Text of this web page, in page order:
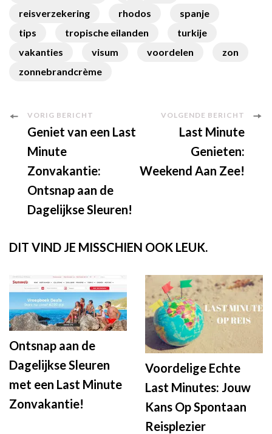
reisverzekering
rhodos
spanje
tips
tropische eilanden
turkije
vakanties
visum voordelen
zon
zonnebrandcrème
Berichtnavigatie
VORIG BERICHT
Geniet van een Last
Minute
Zonvakantie:
Ontsnap aan de
Dagelijkse Sleuren!
VOLGENDE BERICHT
Last Minute
Genieten:
Weekend Aan Zee!
DIT VIND JE MISSCHIEN OOK LEUK.
Ontsnap aan de
Dagelijkse Sleuren
met een Last Minute
Zonvakantie!
Voordelige Echte
Last Minutes: Jouw
Kans Op Spontaan
Reisplezier